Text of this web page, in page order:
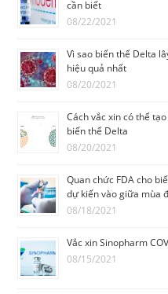
cần biết
08/22/2021
Vì sao biến thể Delta
hiệu quả nhất
08/20/2021
Cách vắc xin có thể
biến thể Delta
08/20/2021
Quan chức FDA cho
dự kiến vào giữa mùa
08/18/2021
Vắc xin Sinopharm
08/15/2021